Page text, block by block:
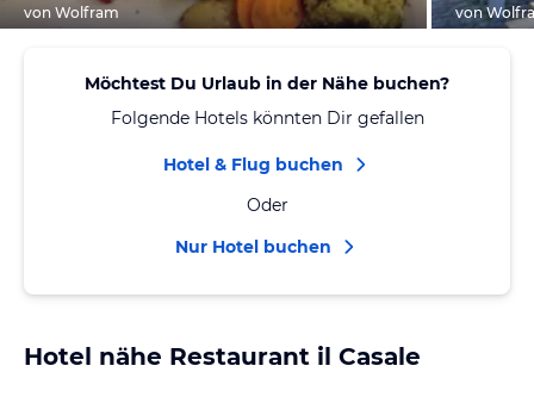
von Wolfram von
Möchtest Du Urlaub in der Nähe buchen?
Folgende Hotels könnten Dir gefallen
Hotel & Flug buchen
Oder
Nur Hotel buchen
Hotel nähe Restaurant il Casale